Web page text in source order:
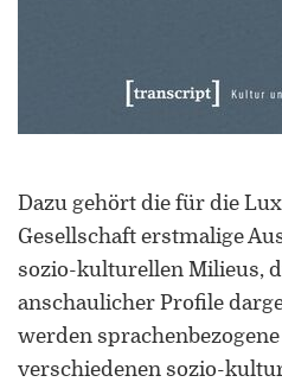
Dazu gehört die für die
Gesellschaft erstmalige
sozio-kulturellen Milieus,
anschaulicher Profile
werden
verschiedenen sozio-